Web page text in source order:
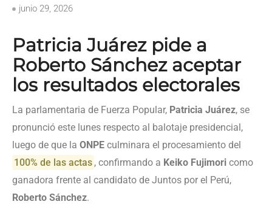
junio 29, 2026
Patricia Juárez pide a
Roberto Sánchez aceptar
los resultados electorales
La parlamentaria de Fuerza Popular, Patricia Juárez, se
pronunció este lunes respecto al balotaje presidencial,
luego de que la ONPE culminara el procesamiento del
100% de las actas , confirmando a Keiko Fujimori como
ganadora frente al candidato de Juntos por el Perú,
Roberto Sánchez.